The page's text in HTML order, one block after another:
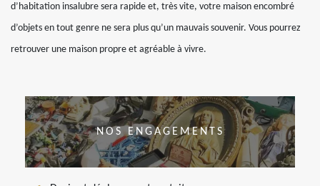
d’habitation insalubre sera rapide et, très vite, votre maison encombré
d’objets en tout genre ne sera plus qu’un mauvais souvenir. Vous pourrez
retrouver une maison propre et agréable à vivre.
NOS ENGAGEMENTS